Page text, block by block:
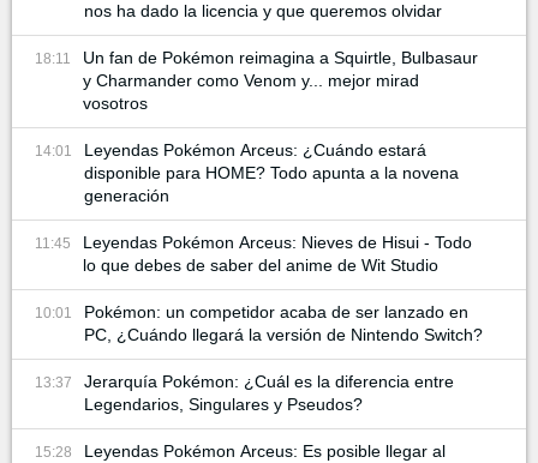
nos ha dado la licencia y que queremos olvidar
18:11
Un fan de Pokémon reimagina a Squirtle, Bulbasaur
y Charmander como Venom y... mejor mirad
vosotros
14:01
Leyendas Pokémon Arceus: ¿Cuándo estará
disponible para HOME? Todo apunta a la novena
generación
11:45
Leyendas Pokémon Arceus: Nieves de Hisui - Todo
lo que debes de saber del anime de Wit Studio
10:01
Pokémon: un competidor acaba de ser lanzado en
PC, ¿Cuándo llegará la versión de Nintendo Switch?
13:37
Jerarquía Pokémon: ¿Cuál es la diferencia entre
Legendarios, Singulares y Pseudos?
15:28
Leyendas Pokémon Arceus: Es posible llegar al